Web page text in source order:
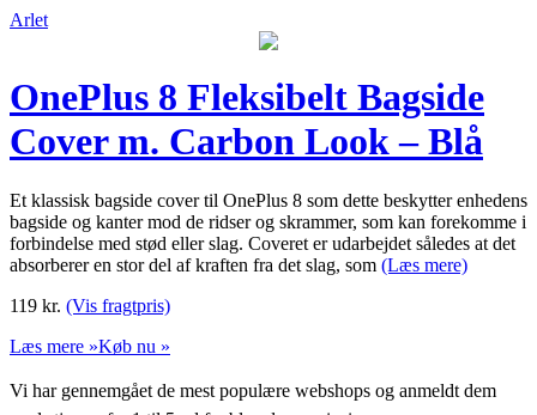
Arlet
OnePlus 8 Fleksibelt Bagside
Cover m. Carbon Look – Blå
Et klassisk bagside cover til OnePlus 8 som dette beskytter enhedens
bagside og kanter mod de ridser og skrammer, som kan forekomme i
forbindelse med stød eller slag. Coveret er udarbejdet således at det
absorberer en stor del af kraften fra det slag, som (Læs mere)
119 kr. (Vis fragtpris)
Læs mere »Køb nu »
Vi har gennemgået de mest populære webshops og anmeldt dem